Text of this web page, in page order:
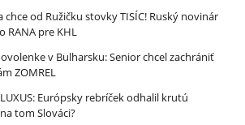
chce od Ružičku stovky TISÍC! Ruský novinár
RANA pre KHL
v Bulharsku: Senior chcel zachrániť
ZOMREL
Európsky rebríček odhalil krutú
tom Slováci?